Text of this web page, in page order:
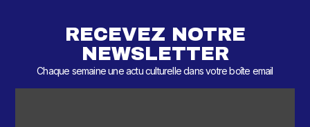
RECEVEZ NOTRE
NEWSLETTER
Chaque semaine une actu culturelle dans votre boîte email